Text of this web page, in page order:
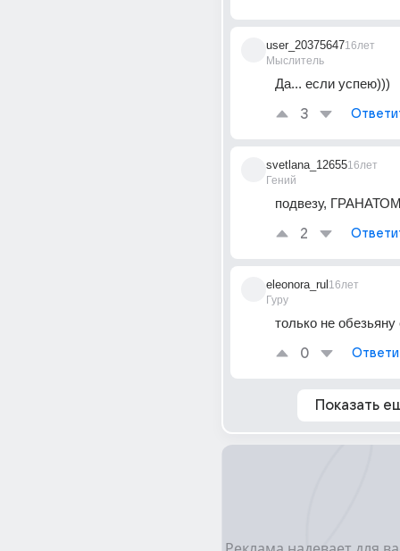
user_20375647
Мыслитель
16лет
Да... если успею)))
3
svetlana_12655
Гений
16лет
подвезу,
2
eleonora_rul
Гуру
16лет
только не обезьяну
0
Показать